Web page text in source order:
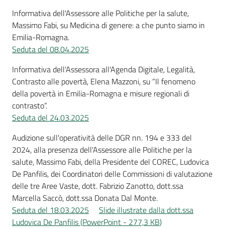
Informativa dell'Assessore alle Politiche per la salute,
Massimo Fabi, su Medicina di genere: a che punto siamo in
Emilia-Romagna.
Seduta del 08.04.2025
Informativa dell'Assessora all'Agenda Digitale, Legalità,
Contrasto alle povertà, Elena Mazzoni, su “Il fenomeno
della povertà in Emilia-Romagna e misure regionali di
contrasto”.
Seduta del 24.03.2025
Audizione sull'operatività delle DGR nn. 194 e 333 del
2024, alla presenza dell'Assessore alle Politiche per la
salute, Massimo Fabi, della Presidente del COREC, Ludovica
De Panfilis, dei Coordinatori delle Commissioni di valutazione
delle tre Aree Vaste, dott. Fabrizio Zanotto, dott.ssa
Marcella Saccò, dott.ssa Donata Dal Monte.
Seduta del 18.03.2025
Slide illustrate dalla dott.ssa
Ludovica De Panfilis(PowerPoint - 277,3 KB)